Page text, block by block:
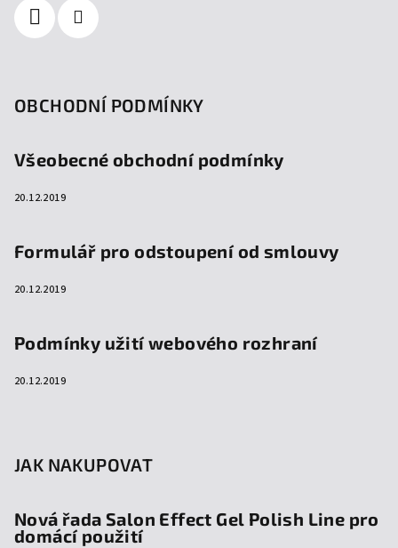
OBCHODNÍ PODMÍNKY
Všeobecné obchodní podmínky
20.12.2019
Formulář pro odstoupení od smlouvy
20.12.2019
Podmínky užití webového rozhraní
20.12.2019
JAK NAKUPOVAT
Nová řada Salon Effect Gel Polish Line pro
domácí použití